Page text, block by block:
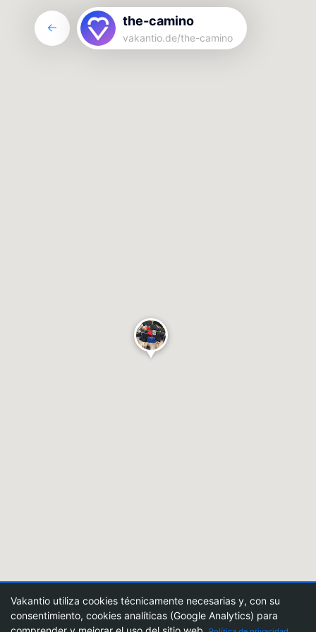
the-camino
vakantio.de/the-camino
Vakantio utiliza cookies técnicamente necesarias y, con su
consentimiento, cookies analíticas (Google Analytics) para